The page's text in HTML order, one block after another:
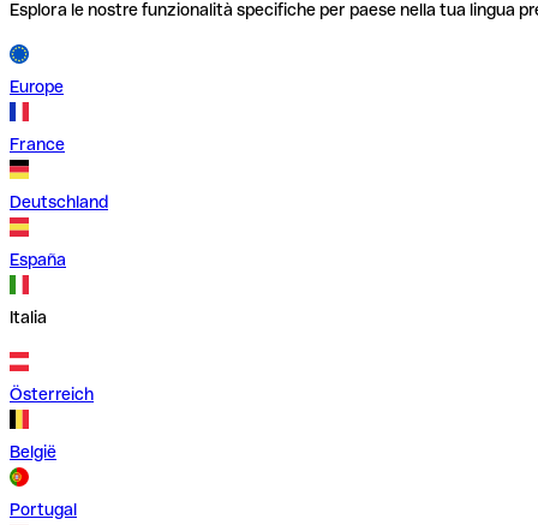
Esplora le nostre funzionalità specifiche per paese nella tua lingua
Europe
France
Deutschland
España
Italia
Österreich
België
Portugal